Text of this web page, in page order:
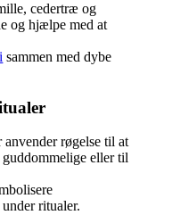
cedertræ og
og hjælpe med at
sammen med dybe
røgelse til at
eller til
ritualer.